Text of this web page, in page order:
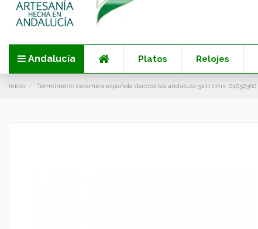
Andalucía Platos Relojes
Inicio Termómetro cerámica española decorativa andaluza 5x11 cms. 04050300